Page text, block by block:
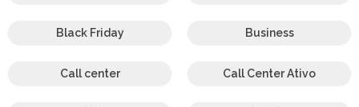
Black Friday Business
Call center Call Center Ativo